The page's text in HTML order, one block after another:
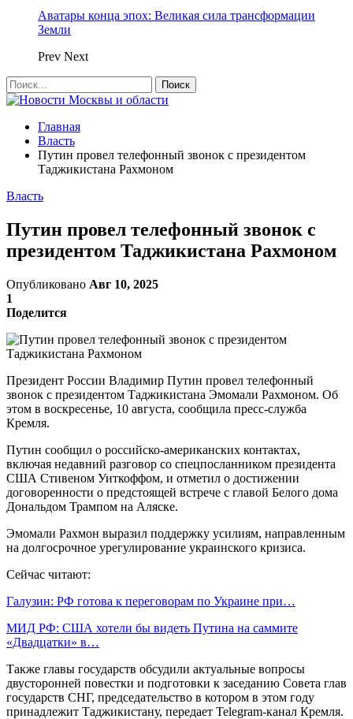
Аватары конца эпох: Великая сила трансформации
Земли
Prev Next
Главная
Власть
Путин провел телефонный звонок с президентом
Таджикистана Рахмоном
Власть
Путин провел телефонный звонок с
президентом Таджикистана Рахмоном
Опубликовано Авг 10, 2025
1
Поделится
Президент России Владимир Путин провел телефонный
звонок с президентом Таджикистана Эмомали Рахмоном. Об
этом в воскресенье, 10 августа, сообщила пресс-служба
Кремля.
Путин сообщил о российско-американских контактах,
включая недавний разговор со спецпосланником президента
США Стивеном Уиткоффом, и отметил о достижении
договоренности о предстоящей встрече с главой Белого дома
Дональдом Трампом на Аляске.
Эмомали Рахмон выразил поддержку усилиям, направленным
на долгосрочное урегулирование украинского кризиса.
Сейчас читают:
Галузин: РФ готова к переговорам по Украине при…
МИД РФ: США хотели бы видеть Путина на саммите
«Двадцатки» в…
Также главы государств обсудили актуальные вопросы
двусторонней повестки и подготовки к заседанию Совета глав
государств СНГ, председательство в котором в этом году
принадлежит Таджикистану, передает Telegram-канал Кремля.